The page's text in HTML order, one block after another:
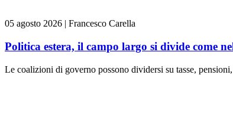
05 agosto 2026 | Francesco Carella
Politica estera, il campo largo si divide come
Le coalizioni di governo possono dividersi su tasse,